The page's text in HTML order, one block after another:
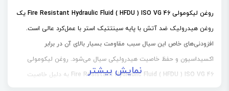
روغن لیکومولی Fire Resistant Hydraulic Fluid ( HFDU ) ISO VG 46 یک
روغن هیدرولیک ضد آتش با پایه سینتتیک استر با عمل‌کرد عالی است.
افزودنی‌های خاص این سیال سبب مقاومت بسیار بالای آن در برابر
اکسیداسیون و حفظ خاصیت هیدرولیکی سیال می‌شود. روغن لیکومولی
Fire Resistant Hydraulic Fluid ( HFDU ) ISO VG 46 به دلیل خاصیت
نمایش بیشتر